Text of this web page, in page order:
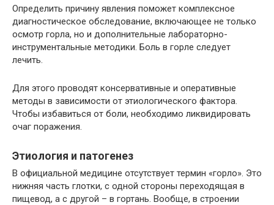
Определить причину явления поможет комплексное
диагностическое обследование, включающее не только
осмотр горла, но и дополнительные лабораторно-
инструментальные методики. Боль в горле следует
лечить.
Для этого проводят консервативные и оперативные
методы в зависимости от этиологического фактора.
Чтобы избавиться от боли, необходимо ликвидировать
очаг поражения.
Этиология и патогенез
В официальной медицине отсутствует термин «горло». Это
нижняя часть глотки, с одной стороны переходящая в
пищевод, а с другой – в гортань. Вообще, в строении